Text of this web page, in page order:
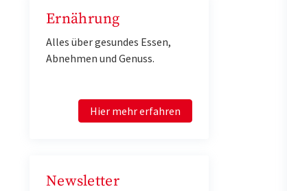
Ernährung
Alles über gesundes Essen,
Abnehmen und Genuss.
Hier mehr erfahren
Newsletter